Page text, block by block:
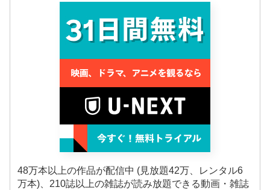
48万本以上の作品が配信中 (見放題42万、レンタル6
万本)、210誌以上の雑誌が読み放題できる動画・雑誌